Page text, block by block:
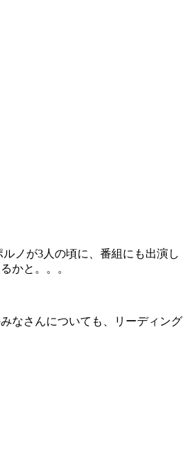
ノが3人の頃に、番組にも出演し
かと。。。
なさんについても、リーディング